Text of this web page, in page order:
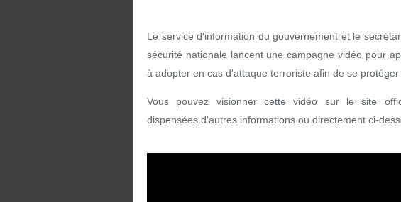
Le service d'information du gouvernement et le
sécurité nationale lancent une campagne vidéo pour
à adopter en cas d'attaque terroriste afin de se protéger
Vous pouvez visionner cette vidéo sur le site
dispensées d'autres informations ou directement ci-